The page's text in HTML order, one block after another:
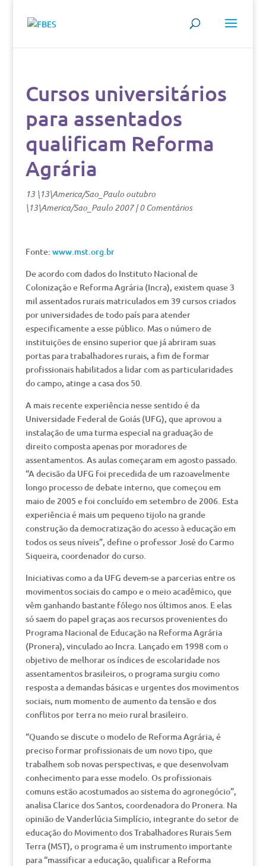
Cursos universitários
para assentados
qualificam Reforma
Agrária
13 \13\America/Sao_Paulo outubro
\13\America/Sao_Paulo 2007|0 Comentários
Fonte: www.mst.org.br
De acordo com dados do Instituto Nacional de
Colonização e Reforma Agrária (Incra), existem quase 3
mil assentados rurais matriculados em 39 cursos criados
por universidades de todo país para atender
especificamente a esse público. Mas o número de
instituições de ensino superior que já abriram suas
portas para trabalhadores rurais, a fim de formar
profissionais habilitados a lidar com as particularidades
do campo, atinge a casa dos 50.
A mais recente experiência nesse sentido é da
Universidade Federal de Goiás (UFG), que aprovou a
instalação de uma turma especial na graduação de
direito composta apenas por moradores de
assentamentos. As aulas começaram em agosto passado.
“A decisão da UFG foi precedida de um razoavelmente
longo processo de debate interno, que começou em
maio de 2005 e foi concluído em setembro de 2006. Esta
experiência é mais um pequeno tijolo na grande
construção da democratização do acesso à educação em
todos os seus níveis”, define o professor José do Carmo
Siqueira, coordenador do curso.
Iniciativas como a da UFG devem-se a parcerias entre os
movimentos sociais do campo e o meio acadêmico, que
vêm ganhando bastante fôlego nos últimos anos. E elas
só saem do papel graças aos recursos provenientes do
Programa Nacional de Educação na Reforma Agrária
(Pronera), vinculado ao Incra. Lançado em 1998 com o
objetivo de melhorar os índices de escolaridade nos
assentamentos brasileiros, o programa surgiu como
resposta a demandas básicas e urgentes dos movimentos
sociais, num momento de aumento da tensão e dos
conflitos por terra no meio rural brasileiro.
“Quando se discute o modelo de Reforma Agrária, é
preciso formar profissionais de um novo tipo, que
trabalhem sob novas perspectivas, e que desenvolvam
conhecimento para esse modelo. Os profissionais
comuns estão acostumados ao sistema do agronegócio”,
analisa Clarice dos Santos, coordenadora do Pronera. Na
opinião de Vanderlúcia Simplício, integrante do setor de
educação do Movimento dos Trabalhadores Rurais Sem
Terra (MST), o programa é um instrumento importante
para “massificar a educação, qualificar a Reforma